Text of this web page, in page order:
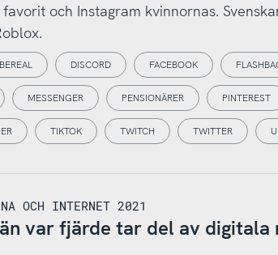
och Instagram kvinnornas.
BEREAL DISCORD FACEBOOK
MESSENGER PENSIONÄRER PINTEREST
TIKTOK TWITCH TWITTER
OCH INTERNET 2021
var fjärde tar del av